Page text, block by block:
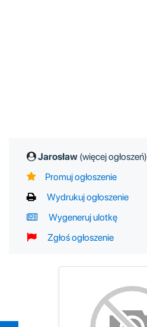
Jarosław (więcej ogłoszeń)
Promuj ogłoszenie
Wydrukuj ogłoszenie
Wygeneruj ulotkę
Zgłoś ogłoszenie